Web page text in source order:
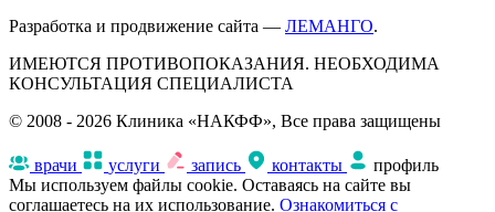
Разработка и продвижение сайта — ЛЕМАНГО.
ИМЕЮТСЯ ПРОТИВОПОКАЗАНИЯ. НЕОБХОДИМА
КОНСУЛЬТАЦИЯ СПЕЦИАЛИСТА
© 2008 - 2026 Клиника «НАКФФ», Все права защищены
врачи услуги запись контакты
профиль
Мы используем файлы cookie. Оставаясь на сайте вы
соглашаетесь на их использование. Ознакомиться с